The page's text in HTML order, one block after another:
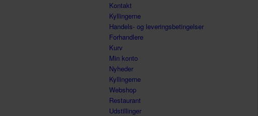
Kontakt
Kyllingerne
Handels- og leveringsbetingelser
Forhandlere
Kurv
Min konto
Nyheder
Kyllingerne
Webshop
Restaurant
Udstillinger